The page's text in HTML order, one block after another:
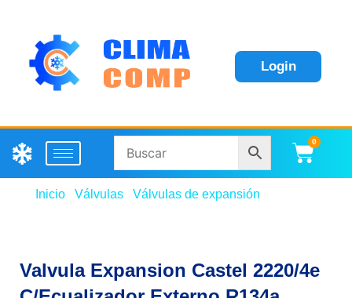
Login
0
Inicio Válvulas Válvulas de expansión
Valvula Expansion Castel 2220/4e